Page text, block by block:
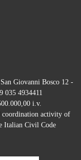
Giovanni Bosco 12 -
035 4934411
i.v.
coordination activity of
Italian Civil Code